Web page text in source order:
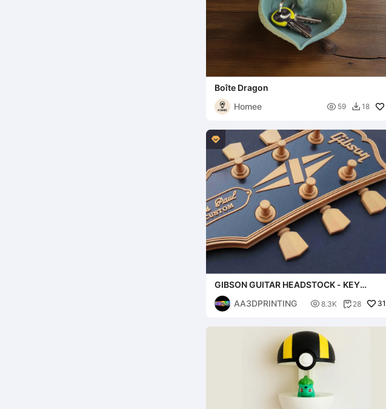
Boîte Dragon
Homee
 59  18

GIBSON GUITAR HEADSTOCK - KEY
HANGER / WALL ART
AA3DPRINTING
 8.3K  28